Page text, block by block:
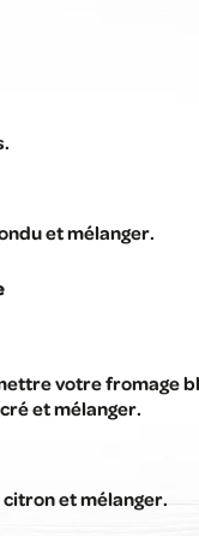
et mélanger.
votre fromage
et mélanger.
et mélanger.